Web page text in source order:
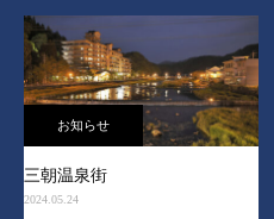
お知らせ
三朝温泉街
2024.05.24